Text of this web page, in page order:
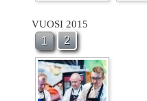
VUOSI 2015
1 2